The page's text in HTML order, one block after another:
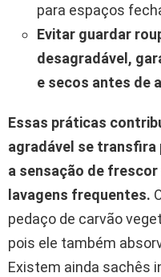
para espaços
Evitar guardar
desagradável,
e secos antes de
Essas práticas
agradável se transfira
a sensação de
lavagens frequentes.
pedaço de carvão
pois ele também
Existem ainda sachês